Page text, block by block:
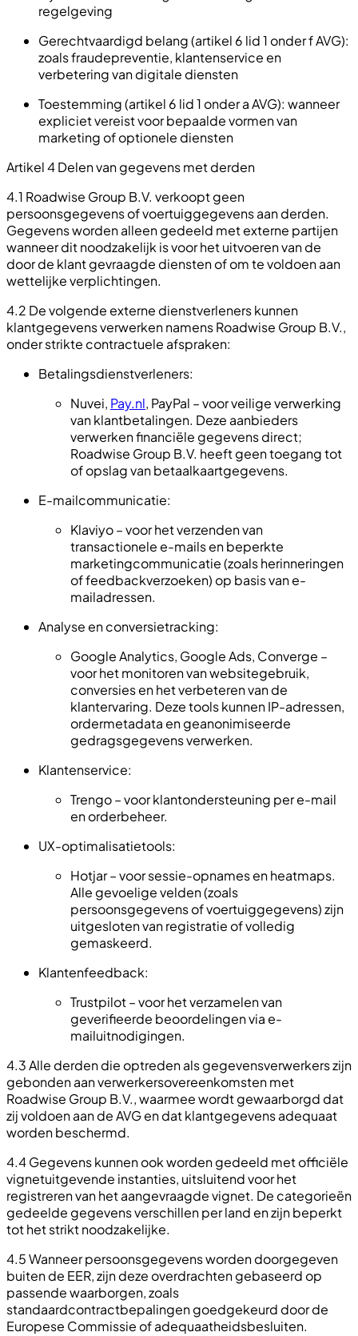
regelgeving
Gerechtvaardigd belang (artikel 6 lid 1 onder f AVG):
zoals fraudepreventie, klantenservice en
verbetering van digitale diensten
Toestemming (artikel 6 lid 1 onder a AVG): wanneer
expliciet vereist voor bepaalde vormen van
marketing of optionele diensten
Artikel 4 Delen van gegevens met derden
4.1 Roadwise Group B.V. verkoopt geen
persoonsgegevens of voertuiggegevens aan derden.
Gegevens worden alleen gedeeld met externe partijen
wanneer dit noodzakelijk is voor het uitvoeren van de
door de klant gevraagde diensten of om te voldoen aan
wettelijke verplichtingen.
4.2 De volgende externe dienstverleners kunnen
klantgegevens verwerken namens Roadwise Group B.V.,
onder strikte contractuele afspraken:
Betalingsdienstverleners:
Nuvei, Pay.nl, PayPal – voor veilige verwerking
van klantbetalingen. Deze aanbieders
verwerken financiële gegevens direct;
Roadwise Group B.V. heeft geen toegang tot
of opslag van betaalkaartgegevens.
E-mailcommunicatie:
Klaviyo – voor het verzenden van
transactionele e-mails en beperkte
marketingcommunicatie (zoals herinneringen
of feedbackverzoeken) op basis van e-
mailadressen.
Analyse en conversietracking:
Google Analytics, Google Ads, Converge –
voor het monitoren van websitegebruik,
conversies en het verbeteren van de
klantervaring. Deze tools kunnen IP-adressen,
ordermetadata en geanonimiseerde
gedragsgegevens verwerken.
Klantenservice:
Trengo – voor klantondersteuning per e-mail
en orderbeheer.
UX-optimalisatietools:
Hotjar – voor sessie-opnames en heatmaps.
Alle gevoelige velden (zoals
persoonsgegevens of voertuiggegevens) zijn
uitgesloten van registratie of volledig
gemaskeerd.
Klantenfeedback:
Trustpilot – voor het verzamelen van
geverifieerde beoordelingen via e-
mailuitnodigingen.
4.3 Alle derden die optreden als gegevensverwerkers zijn
gebonden aan verwerkersovereenkomsten met
Roadwise Group B.V., waarmee wordt gewaarborgd dat
zij voldoen aan de AVG en dat klantgegevens adequaat
worden beschermd.
4.4 Gegevens kunnen ook worden gedeeld met officiële
vignetuitgevende instanties, uitsluitend voor het
registreren van het aangevraagde vignet. De categorieën
gedeelde gegevens verschillen per land en zijn beperkt
tot het strikt noodzakelijke.
4.5 Wanneer persoonsgegevens worden doorgegeven
buiten de EER, zijn deze overdrachten gebaseerd op
passende waarborgen, zoals
standaardcontractbepalingen goedgekeurd door de
Europese Commissie of adequaatheidsbesluiten.